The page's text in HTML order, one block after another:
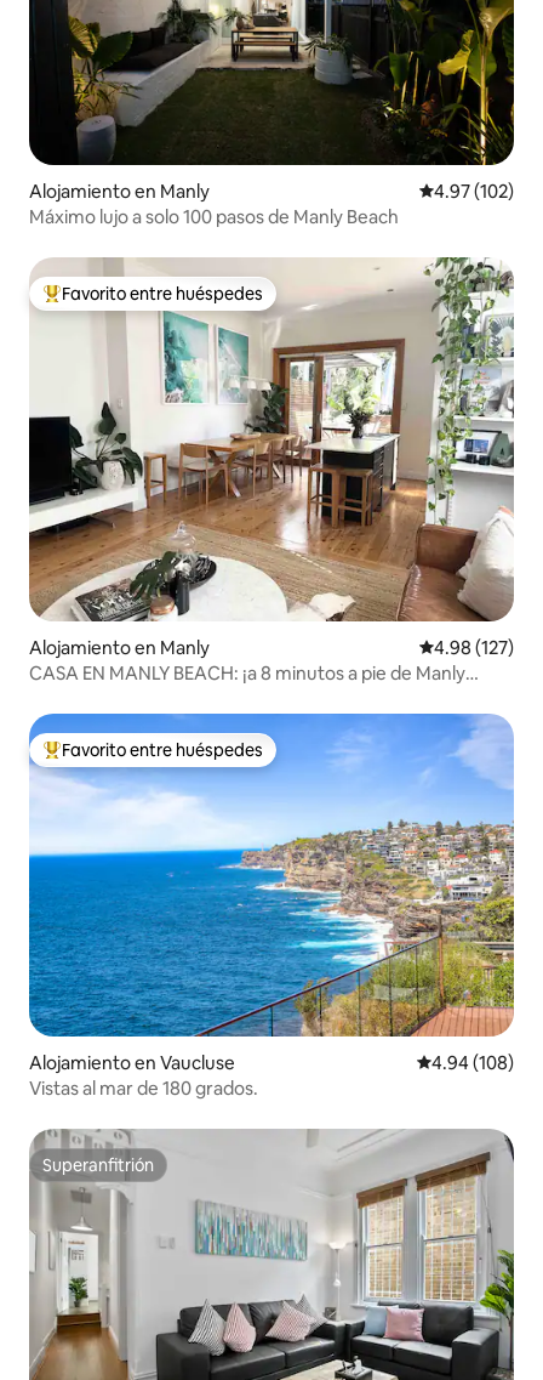
Alojamiento en Manly Calificación
4.97 (102)
Máximo lujo a solo 100 pasos de Manly Beach
Favorito entre huéspedes preferido
Favorito entre huéspedes
Alojamiento en Manly Calificación
4.98 (127)
CASA EN MANLY BEACH: ¡a 8 minutos a pie de Manly
Favorito entre huéspedes preferido
Favorito entre huéspedes
Alojamiento en Vaucluse Calificación
4.94 (108)
Vistas al mar de 180 grados.
Superanfitrión
Superanfitrión